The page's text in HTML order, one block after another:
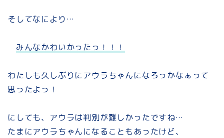
そしてなにより…
みんなかわいかったっ！！！
わたしも久しぶりにアウラちゃんになろっかなぁって
思ったよっ！
にしても、アウラは判別が難しかったですね…
たまにアウラちゃんになることもあったけど、